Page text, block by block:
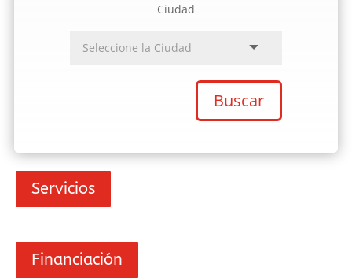
Ciudad
Buscar
Servicios
Financiación